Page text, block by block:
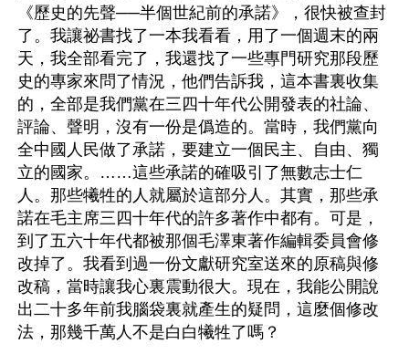
《歷史的先聲──半個世紀前的承諾》，很快被查封
了。我讓祕書找了一本我看看，用了一個週末的兩
天，我全部看完了，我還找了一些專門研究那段歷
史的專家來問了情況，他們告訴我，這本書裏收集
的，全部是我們黨在三四十年代公開發表的社論、
評論、聲明，沒有一份是僞造的。當時，我們黨向
全中國人民做了承諾，要建立一個民主、自由、獨
立的國家。……這些承諾的確吸引了無數志士仁
人。那些犧牲的人就屬於這部分人。其實，那些承
諾在毛主席三四十年代的許多著作中都有。可是，
到了五六十年代都被那個毛澤東著作編輯委員會修
改掉了。我看到過一份文獻研究室送來的原稿與修
改稿，當時讓我心裏震動很大。現在，我能公開說
出二十多年前我腦袋裏就產生的疑問，這麼個修改
法，那幾千萬人不是白白犧牲了嗎？